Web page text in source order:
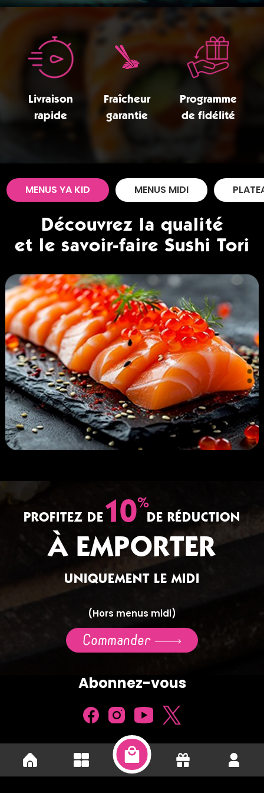
Livraison
rapide
Fraîcheur
garantie
Programme
de fidélité
MENUS YA KID MENUS MIDI
Découvrez la qualité
et le savoir-faire Sushi Tori
PROFITEZ DE10%
DE RÉDUCTION
À EMPORTER
UNIQUEMENT LE MIDI
(Hors menus midi)
Commander
Abonnez-vous